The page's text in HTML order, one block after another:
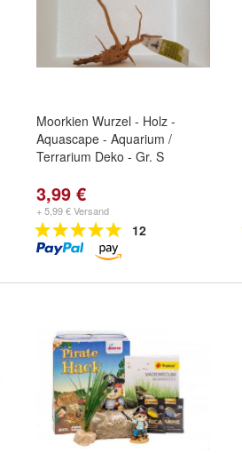
Moorkien Wurzel - Holz -
Aquascape - Aquarium /
Terrarium Deko - Gr. S
3,99 €
+ 5,99 € Versand
12